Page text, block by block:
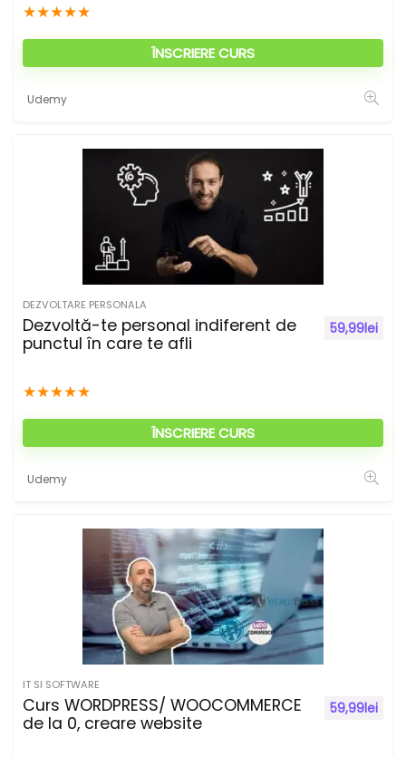
★★★★★
ÎNSCRIERE CURS
Udemy
DEZVOLTARE PERSONALA
Dezvoltă-te personal indiferent de
punctul în care te afli
★★★★★
59,99lei
ÎNSCRIERE CURS
Udemy
IT SI SOFTWARE
Curs WORDPRESS/ WOOCOMMERCE
de la 0, creare website
59,99lei